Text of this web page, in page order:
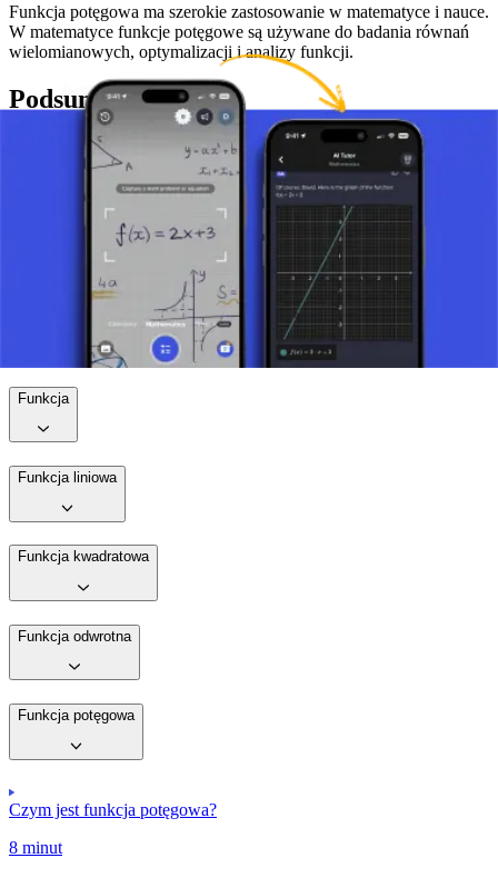
Funkcja potęgowa ma szerokie zastosowanie w matematyce i nauce.
W matematyce funkcje potęgowe są używane do badania równań
wielomianowych, optymalizacji i analizy funkcji.
Podsumowanie
Zrozumienie funkcji potęgowej ma fundamentalne znaczenie dla
uczniów, ponieważ oferuje wgląd w podstawowe pojęcia
matematyczne i ich zastosowania. Umiejętność analizowania i
używania funkcji potęgowych pozwala na lepsze zrozumienie zasad
matematycznych i zjawisk naturalnych. Jako podstawowe narzędzie
w matematyce funkcja potęgowa służy jako budulec do dalszego
matematycznego badania i uczenia się.
Zrób zdjęcie zadania i skorzystaj z pomocy AI tutor.
Funkcja
Funkcja liniowa
Funkcja kwadratowa
Funkcja odwrotna
Funkcja potęgowa
Czym jest funkcja potęgowa?
8 minut